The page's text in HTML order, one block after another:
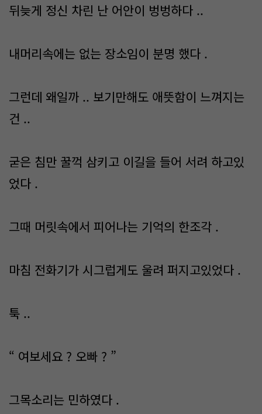
뒤늦게 정신 차린 난 어안이 벙벙하다 ..
내머리속에는 없는 장소임이 분명 했다 .
그런데 왜일까 .. 보기만해도 애뜻함이 느껴지는
건 ..
굳은 침만 꿀꺽 삼키고 이길을 들어 서려 하고있
었다 .
그때 머릿속에서 피어나는 기억의 한조각 .
마침 전화기가 시그럽게도 울려 퍼지고있었다 .
툭 ..
“ 여보세요 ? 오빠 ? ”
그목소리는 민하였다 .